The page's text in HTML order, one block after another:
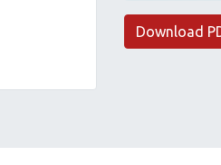
Download